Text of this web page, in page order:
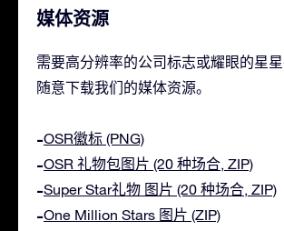
媒体资源
需要高分辨率的公司标志或耀眼的星
随意下载我们的媒体资源。
OSR徽标 (PNG)
OSR 礼物包图片 (20 种场合, ZIP)
Super Star礼物 图片 (20 种场合, ZIP)
One Million Stars 图片 (ZIP)